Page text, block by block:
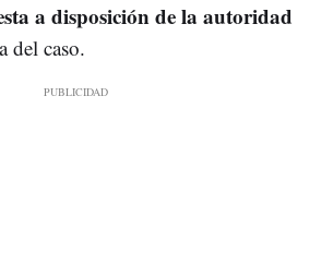
a disposición de la autoridad
del caso.